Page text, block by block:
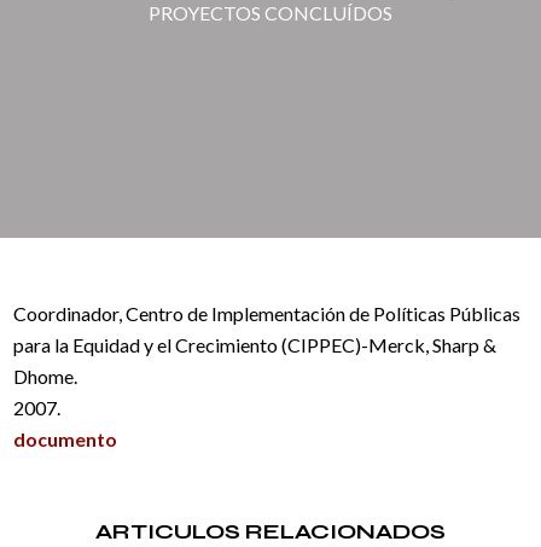
PROYECTOS CONCLUÍDOS
Coordinador, Centro de Implementación de Políticas Públicas
para la Equidad y el Crecimiento (CIPPEC)-Merck, Sharp &
Dhome.
2007.
documento
ARTICULOS RELACIONADOS